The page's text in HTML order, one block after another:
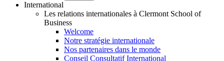
International
Les relations internationales à Clermont School of
Business
Welcome
Notre stratégie internationale
Nos partenaires dans le monde
Conseil Consultatif International